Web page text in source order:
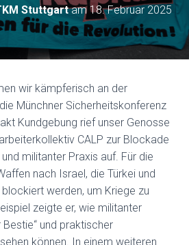
Stuttgartam18. Februar 2025
wir kämpferisch an der
Münchner Sicherheitskonferenz
Kundgebung riefunser Genosse
CALP zur Blockade
militanter Praxis auf. Für die
nach Israel, die Türkei und
werden, um Kriege zu
zeigte er, wie militanter
und praktischer
können. In einem weiteren